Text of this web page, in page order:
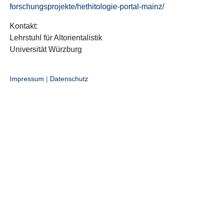
forschungsprojekte/hethitologie-portal-mainz/
Kontakt:
Lehrstuhl für Altorientalistik
Universität Würzburg
Impressum | Datenschutz